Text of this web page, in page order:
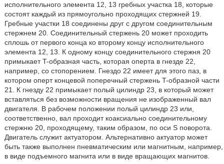
исполнительного элемента 12, 13 гребных участка 18, которые
состоят каждый из прямоугольно проходящих стержней 19.
Гребные участки 18 соединены друг с другом соединительным
стержнем 20. Соединительный стержень 20 может проходить
сплошь от первого конца ко второму концу исполнительного
элемента 12, 13. К одному концу соединительного стержня 20
примыкает T-образная часть, которая оперта в гнезде 22,
например, со стопорением. Гнездо 22 имеет для этого паз, в
котором оперт концевой поперечный стержень T-образной части
21. К гнезду 22 примыкает полый цилиндр 23, в который может
вставляться без возможности вращения не изображенный вал
двигателя. В рабочем положении полый цилиндр 23 или,
соответственно, вал проходит коаксиально соединительному
стержню 20, проходящему, таким образом, по оси S поворота.
Двигатель служит актуатором. Альтернативно актуатор может
быть также выполнен пневматическим или магнитным, например,
в виде подъемного магнита или в виде вращающих магнитов.